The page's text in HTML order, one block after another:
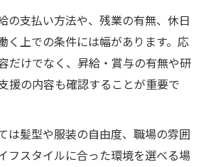
の支払い方法や、残業の有無、休日
く上での条件には幅があります。応
だけでなく、昇給・賞与の有無や研
援の内容も確認することが重要で
は髪型や服装の自由度、職場の雰囲
フスタイルに合った環境を選べる場